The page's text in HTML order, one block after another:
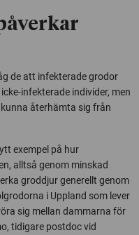
de att infekterade grodor
infekterade individer, men
återhämta sig från
exempel på hur
alltså genom minskad
groddjur generellt genom
i Uppland som lever
sig mellan dammarna för
tidigare postdoc vid